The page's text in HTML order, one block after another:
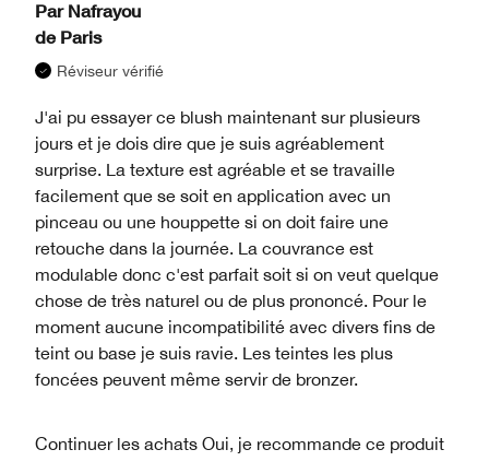
Par Nafrayou
de Paris
Réviseur vérifié
J'ai pu essayer ce blush maintenant sur plusieurs
jours et je dois dire que je suis agréablement
surprise. La texture est agréable et se travaille
facilement que se soit en application avec un
pinceau ou une houppette si on doit faire une
retouche dans la journée. La couvrance est
modulable donc c'est parfait soit si on veut quelque
chose de très naturel ou de plus prononcé. Pour le
moment aucune incompatibilité avec divers fins de
teint ou base je suis ravie. Les teintes les plus
foncées peuvent même servir de bronzer.
Continuer les achats Oui, je recommande ce produit